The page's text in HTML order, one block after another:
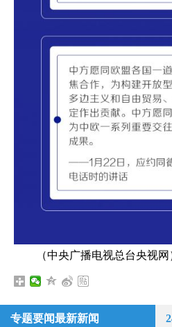
（中央广播电视总台央视网
专题要闻最新新闻